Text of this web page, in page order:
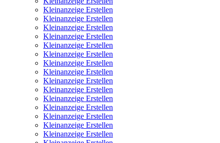
Kleinanzeige Erstellen
Kleinanzeige Erstellen
Kleinanzeige Erstellen
Kleinanzeige Erstellen
Kleinanzeige Erstellen
Kleinanzeige Erstellen
Kleinanzeige Erstellen
Kleinanzeige Erstellen
Kleinanzeige Erstellen
Kleinanzeige Erstellen
Kleinanzeige Erstellen
Kleinanzeige Erstellen
Kleinanzeige Erstellen
Kleinanzeige Erstellen
Kleinanzeige Erstellen